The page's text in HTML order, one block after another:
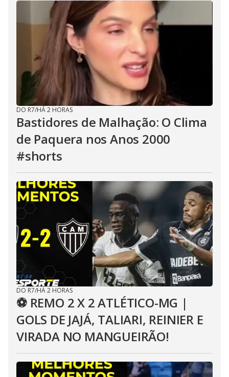
DO R7/HÁ 2 HORAS
Bastidores de Malhação: O Clima
de Paquera nos Anos 2000
#shorts
DO R7/HÁ 2 HORAS
⚽ REMO 2 X 2 ATLÉTICO-MG |
GOLS DE JAJÁ, TALIARI, REINIER E
VIRADA NO MANGUEIRÃO!